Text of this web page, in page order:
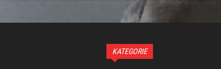
KATEGORIE